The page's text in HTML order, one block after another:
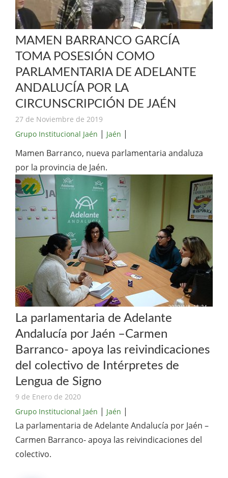
MAMEN BARRANCO GARCÍA
TOMA POSESIÓN COMO
PARLAMENTARIA DE ADELANTE
ANDALUCÍA POR LA
CIRCUNSCRIPCIÓN DE JAÉN
27 de Noviembre de 2019
Grupo Institucional Jaén | Jaén |
Mamen Barranco, nueva parlamentaria andaluza
por la provincia de Jaén.
La parlamentaria de Adelante
Andalucía por Jaén –Carmen
Barranco- apoya las reivindicaciones
del colectivo de Intérpretes de
Lengua de Signo
9 de Enero de 2020
Grupo Institucional Jaén | Jaén |
La parlamentaria de Adelante Andalucía por Jaén –
Carmen Barranco- apoya las reivindicaciones del
colectivo.